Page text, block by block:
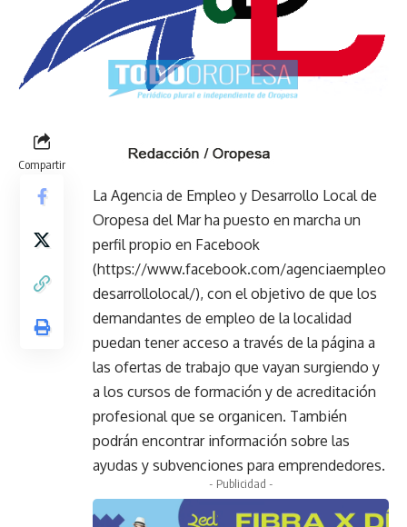
Compartir
La Agencia de Empleo y Desarrollo Local de
Oropesa del Mar ha puesto en marcha un
perfil propio en Facebook
(https://www.facebook.com/agenciaempleo
desarrollolocal/), con el objetivo de que los
demandantes de empleo de la localidad
puedan tener acceso a través de la página a
las ofertas de trabajo que vayan surgiendo y
a los cursos de formación y de acreditación
profesional que se organicen. También
podrán encontrar información sobre las
ayudas y subvenciones para emprendedores.
- Publicidad -